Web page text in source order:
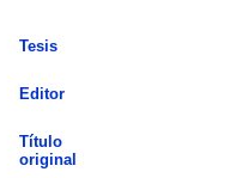
Tesis
Editor
Título
original